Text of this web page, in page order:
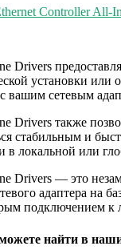
Controller All-
Drivers
установки
вашим сетевым
Drivers также
стабильным и
локальной или
Drivers — это
адаптера на
подключением к
найти в